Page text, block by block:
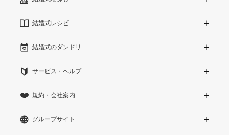
エリアから探す
こだわりから探す
雰囲気から探す
見積りから探す
ランキングから探す
結婚式レシピ
結婚式準備レポート『ハナレポ』
結婚式当日の動画『ムビレポ』
結婚式のダンドリ
結婚準備ガイド
Wedding Park Magazine
結婚お悩みQ&A
サービス・ヘルプ
サイトコンセプト
はじめての方へ
規約・会社案内
利用規約
グループサイト